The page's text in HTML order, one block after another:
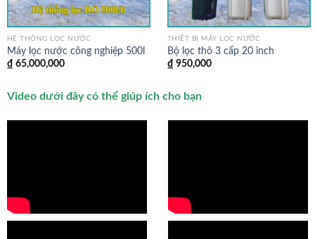
HỆ THỐNG LỌC NƯỚC
Máy lọc nước công nghiệp 500l
₫ 65,000,000
THIẾT BỊ MÁY LỌC NƯỚC
Bộ lọc thô 3 cấp 20 inch
₫ 950,000
Video dưới đây có thể giúp ích cho bạn